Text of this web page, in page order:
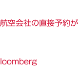
空会社の直接予約が